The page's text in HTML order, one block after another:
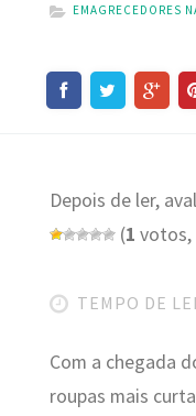
EMAGRECEDORES
Depois de ler,
(1 votos,
TEMPO DE
Com a chegada
roupas mais